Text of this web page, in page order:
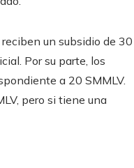
un subsidio de 30
Por su parte, los
a 20 SMMLV.
pero si tiene una